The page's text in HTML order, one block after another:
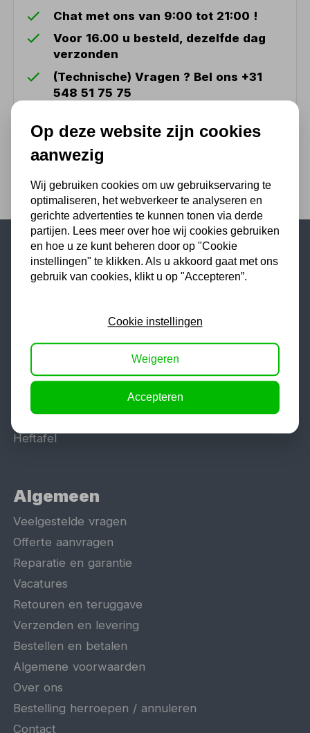
Chat met ons van 9:00 tot 21:00 !
Voor 16.00 u besteld, dezelfde dag
verzonden
(Technische) Vragen ? Bel ons +31
548 51 75 75
Twents familiebedrijf sinds 1992 !
Populaire categorieën
Hefbrug
Schaarlift
Heftafel
Algemeen
Veelgestelde vragen
Offerte aanvragen
Reparatie en garantie
Vacatures
Retouren en teruggave
Verzenden en levering
Bestellen en betalen
Algemene voorwaarden
Over ons
Bestelling herroepen / annuleren
Contact
Op deze website zijn cookies
aanwezig
Wij gebruiken cookies om uw gebruikservaring te
optimaliseren, het webverkeer te analyseren en
gerichte advertenties te kunnen tonen via derde
partijen. Lees meer over hoe wij cookies gebruiken
en hoe u ze kunt beheren door op "Cookie
instellingen" te klikken. Als u akkoord gaat met ons
gebruik van cookies, klikt u op "Accepteren”.
Cookie instellingen
Weigeren
Accepteren